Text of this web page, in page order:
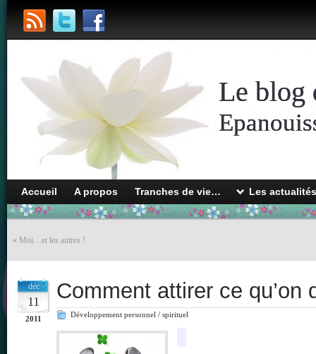
Le blog
Accueil A propos Tranches de vie… Les
« Moi…et les autres !
déc
11
2011
Comment attirer ce qu’on
Développement personnel / spirituel